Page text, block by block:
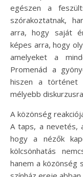
egészen a
szórakoztatnak,
arra, hogy saját
képes arra, hogy
amelyeket a
Promenád a
hiszen a történet
mélyebb
A közönség
A taps, a nevetés,
hogy a nézők
kölcsönhatás
hanem a közönség